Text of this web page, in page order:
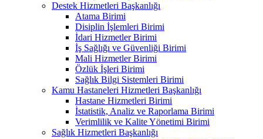
Destek Hizmetleri Başkanlığı
Atama Birimi
Disiplin İşlemleri Birimi
İdari Hizmetler Birimi
İş Sağlığı ve Güvenliği Birimi
Mali Hizmetler Birimi
Özlük İşleri Birimi
Sağlık Bilgi Sistemleri Birimi
Kamu Hastaneleri Hizmetleri Başkanlığı
Hastane Hizmetleri Birimi
İstatistik, Analiz ve Raporlama Birimi
Verimlilik ve Kalite Yönetimi Birimi
Sağlık Hizmetleri Başkanlığı